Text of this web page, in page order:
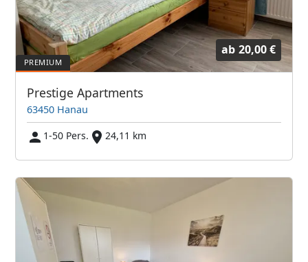
ab 20,00 €
Prestige Apartments
63450 Hanau
1-50 Pers.
24,11 km